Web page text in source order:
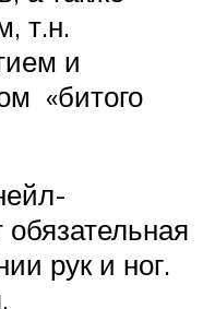
т.н.
и
«битого
рук и ног.